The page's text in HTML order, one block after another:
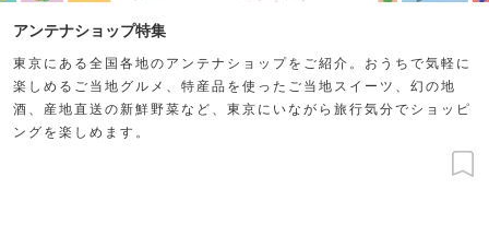
アンテナショップ特集
東京にある全国各地のアンテナショップをご紹介。おうちで気軽に
楽しめるご当地グルメ、特産品を使ったご当地スイーツ、幻の地
酒、産地直送の新鮮野菜など、東京にいながら旅行気分でショッピ
ングを楽しめます。